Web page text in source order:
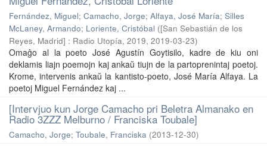
Fernández, Miguel; Camacho, Jorge; Alfaya, José María; Silles
McLaney, Armando; Loriente, Cristóbal ([San Sebastián de los
Reyes, Madrid] : Radio Utopía, 2019, 2019-03-23)
Omaĝo al la poeto José Agustín Goytisilo, kadre de kiu oni
deklamis liajn poemojn kaj ankaŭ tiujn de la partoprenintaj poetoj.
Krome, intervenis ankaŭ la kantisto-poeto, José María Alfaya. La
poetoj Miguel Fernández kaj ...
[Intervjuo kun Jorge Camacho pri Beletra Almanako en
Radio 3ZZZ Melburno / Franciska Toubale]
Camacho, Jorge; Toubale, Franciska (2013-12-30)